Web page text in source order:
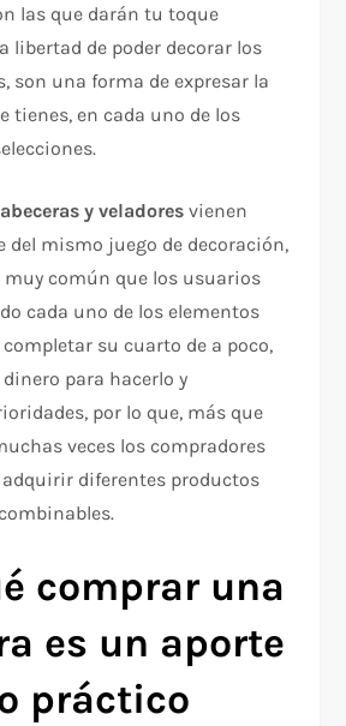
las que darán tu toque
libertad de poder decorar los
son una forma de expresar la
tienes, en cada uno de los
y veladores vienen
del mismo juego de decoración,
muy común que los usuarios
cada uno de los elementos
su cuarto de a poco,
para hacerlo y
por lo que, más que
veces los compradores
diferentes productos
comprar una
es un aporte
práctico